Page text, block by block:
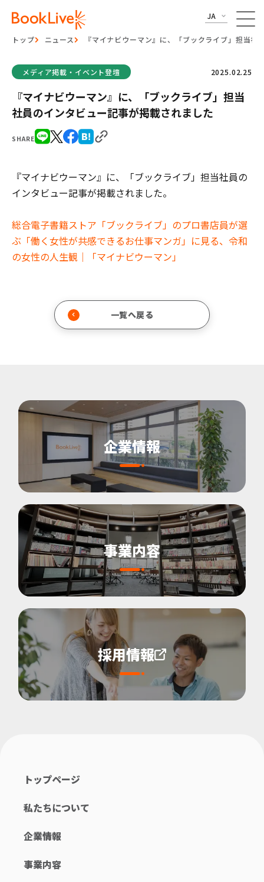
JA
トップ ニュース 『マイナビウーマン』に、「ブックライブ」担当
SHARE
メディア掲載・イベント登壇 2025.02.25
『マイナビウーマン』に、「ブックライブ」担当
社員のインタビュー記事が掲載されました
『マイナビウーマン』に、「ブックライブ」担当社員の
インタビュー記事が掲載されました。
総合電子書籍ストア「ブックライブ」のプロ書店員が選
ぶ「働く女性が共感できるお仕事マンガ」に見る、令和
の女性の人生観｜「マイナビウーマン」
一覧へ戻る
企業情報
事業内容
採用情報
トップページ
私たちについて
企業情報
事業内容